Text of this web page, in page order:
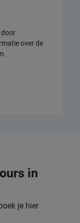
door
over de
in
je hier